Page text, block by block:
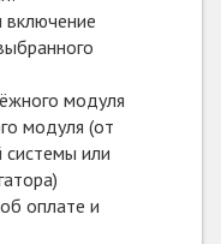
модуля
модуля (от
или
оплате и